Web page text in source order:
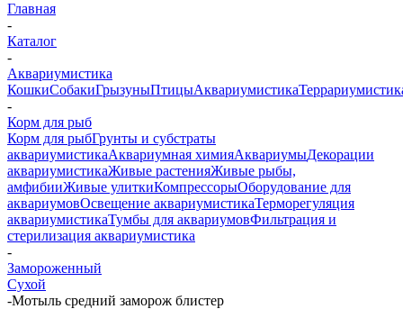
Главная
-
Каталог
-
Аквариумистика
КошкиСобакиГрызуныПтицыАквариумистика
-
Корм для рыб
Корм для рыбГрунты и субстраты
аквариумистикаАквариумная химияАквариумыДекорации
аквариумистикаЖивые растенияЖивые рыбы,
амфибииЖивые улиткиКомпрессорыОборудование для
аквариумовОсвещение аквариумистикаТерморегуляция
аквариумистикаТумбы для аквариумовФильтрация и
стерилизация аквариумистика
-
Замороженный
Сухой
-Мотыль средний заморож блистер